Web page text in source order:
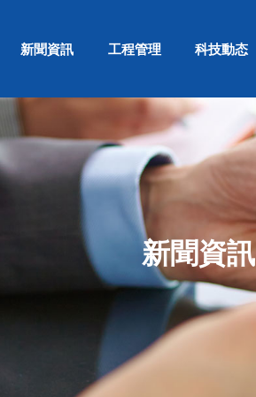
新聞資訊 工程管理 科技動态
新聞資訊